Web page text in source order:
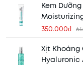
Kem
350.000₫
Xịt Khoáng
Hyaluronic